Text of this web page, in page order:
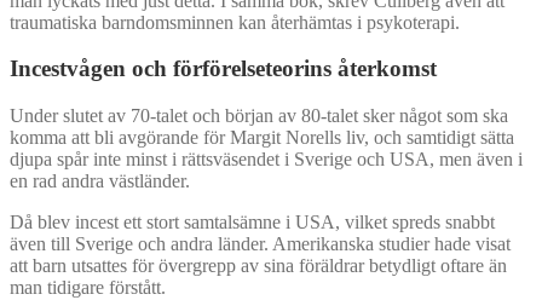
traumatiska barndomsminnen kan återhämtas i psykoterapi.
Incestvågen och förförelseteorins återkomst
Under slutet av 70-talet och början av 80-talet sker något som ska
komma att bli avgörande för Margit Norells liv, och samtidigt sätta
djupa spår inte minst i rättsväsendet i Sverige och USA, men även i
en rad andra västländer.
Då blev incest ett stort samtalsämne i USA, vilket spreds snabbt
även till Sverige och andra länder. Amerikanska studier hade visat
att barn utsattes för övergrepp av sina föräldrar betydligt oftare än
man tidigare förstått.